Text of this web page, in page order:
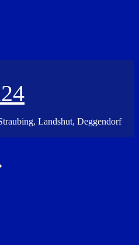
Landshut, Deggendorf